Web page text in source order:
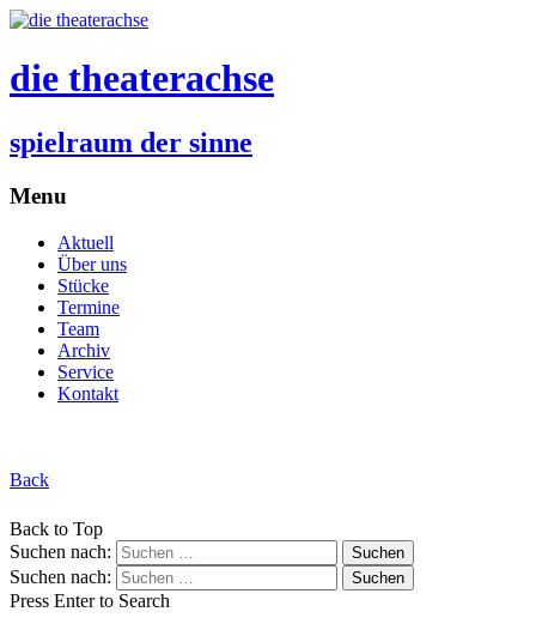
die theaterachse
spielraum der sinne
Menu
Aktuell
Über uns
Stücke
Termine
Team
Archiv
Service
Kontakt
Back
Back to Top
Suchen nach:
Suchen nach:
Press Enter to Search